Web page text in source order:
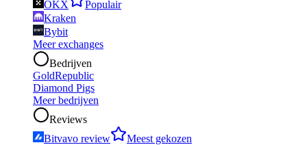
OKX
Populair
Kraken
Bybit
Meer exchanges
Bedrijven
GoldRepublic
Diamond Pigs
Meer bedrijven
Reviews
Bitvavo review
Meest gekozen